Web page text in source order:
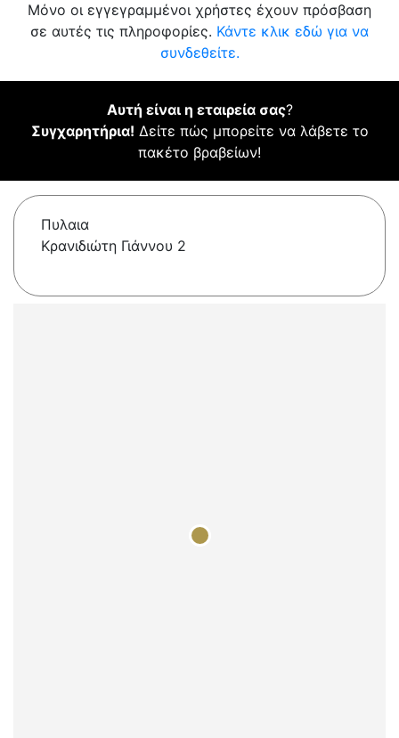
Μόνο οι εγγεγραμμένοι χρήστες έχουν πρόσβαση
σε αυτές τις πληροφορίες. Κάντε κλικ εδώ για να
συνδεθείτε.
Αυτή είναι η εταιρεία σας?
Συγχαρητήρια! Δείτε πώς μπορείτε να λάβετε το
πακέτο βραβείων!
Πυλαια
Κρανιδιώτη Γιάννου 2